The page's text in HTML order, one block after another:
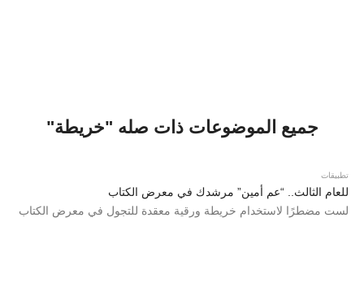
جميع الموضوعات ذات صله "خريطة"
تطبيقات
للعام الثالث.. “عم أمين” مرشدك في معرض الكتاب
لست مضطرًا لاستخدام خريطة ورقية معقدة للتجول في معرض الكتاب